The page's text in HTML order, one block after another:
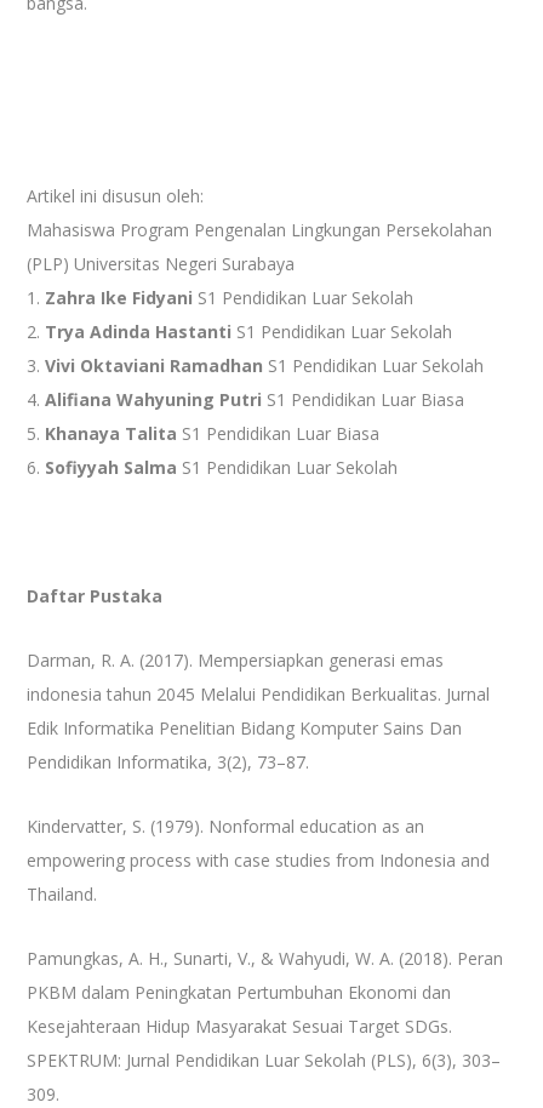
Artikel ini disusun oleh:
Mahasiswa Program Pengenalan Lingkungan Persekolahan
(PLP) Universitas Negeri Surabaya
1. Zahra Ike Fidyani S1 Pendidikan Luar Sekolah
2. Trya Adinda Hastanti S1 Pendidikan Luar Sekolah
3.Vivi Oktaviani Ramadhan S1 Pendidikan Luar Sekolah
4.Alifiana Wahyuning Putri S1 Pendidikan Luar Biasa
5. Khanaya Talita S1 Pendidikan Luar Biasa
6. Sofiyyah Salma S1 Pendidikan Luar Sekolah
Daftar Pustaka
Darman, R. A. (2017). Mempersiapkan generasi emas
indonesia tahun 2045 Melalui Pendidikan Berkualitas. Jurnal
Edik Informatika Penelitian Bidang Komputer Sains Dan
Pendidikan Informatika, 3(2), 73–87.
Kindervatter, S. (1979). Nonformal education as an
empowering process with case studies from Indonesia and
Thailand.
Pamungkas, A. H., Sunarti, V., & Wahyudi, W. A. (2018). Peran
PKBM dalam Peningkatan Pertumbuhan Ekonomi dan
Kesejahteraan Hidup Masyarakat Sesuai Target SDGs.
SPEKTRUM: Jurnal Pendidikan Luar Sekolah (PLS), 6(3), 303–
309.